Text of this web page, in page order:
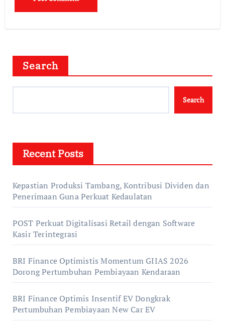
Search
Search
Recent Posts
Kepastian Produksi Tambang, Kontribusi Dividen dan
Penerimaan Guna Perkuat Kedaulatan
POST Perkuat Digitalisasi Retail dengan Software
Kasir Terintegrasi
BRI Finance Optimistis Momentum GIIAS 2026
Dorong Pertumbuhan Pembiayaan Kendaraan
BRI Finance Optimis Insentif EV Dongkrak
Pertumbuhan Pembiayaan New Car EV